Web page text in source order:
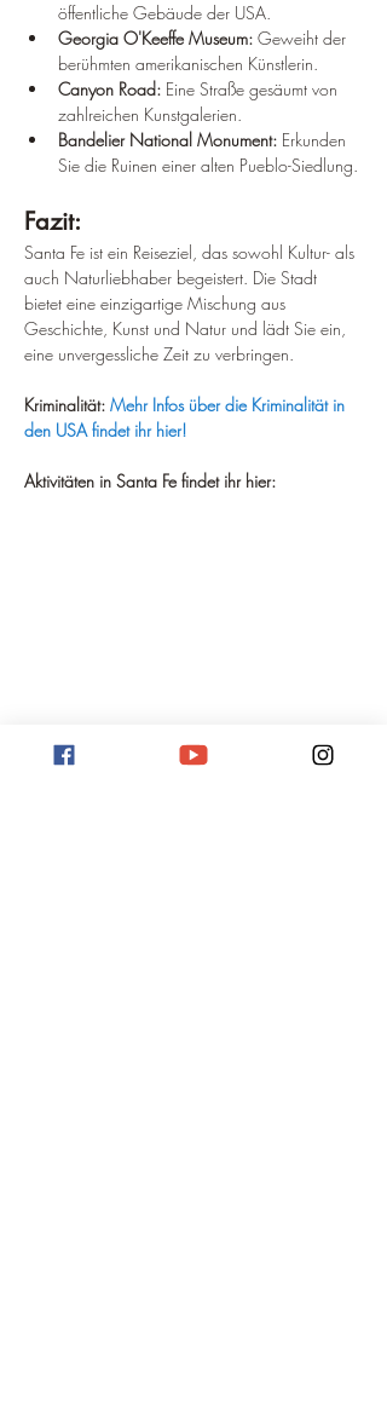
öffentliche Gebäude der USA.
Georgia O'Keeffe Museum: Geweiht der
berühmten amerikanischen Künstlerin.
Canyon Road: Eine Straße gesäumt von
zahlreichen Kunstgalerien.
Bandelier National Monument: Erkunden
Sie die Ruinen einer alten Pueblo-Siedlung.
Fazit:
Santa Fe ist ein Reiseziel, das sowohl Kultur- als
auch Naturliebhaber begeistert. Die Stadt
bietet eine einzigartige Mischung aus
Geschichte, Kunst und Natur und lädt Sie ein,
eine unvergessliche Zeit zu verbringen.
Kriminalität: Mehr Infos über die Kriminalität in
den USA findet ihr hier!
Aktivitäten in Santa Fe findet ihr hier: